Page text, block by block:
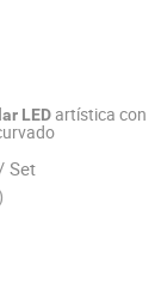
LED artística con
/ Set
Energy